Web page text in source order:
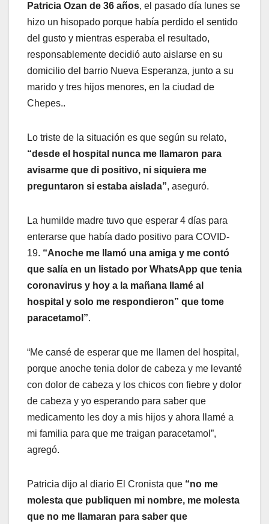
Patricia Ozan de 36 años, el pasado día lunes se
hizo un hisopado porque había perdido el sentido
del gusto y mientras esperaba el resultado,
responsablemente decidió auto aislarse en su
domicilio del barrio Nueva Esperanza, junto a su
marido y tres hijos menores, en la ciudad de
Chepes..
Lo triste de la situación es que según su relato,
“desde el hospital nunca me llamaron para
avisarme que di positivo, ni siquiera me
preguntaron si estaba aislada”, aseguró.
La humilde madre tuvo que esperar 4 días para
enterarse que había dado positivo para COVID-
19. “Anoche me llamó una amiga y me contó
que salía en un listado por WhatsApp que tenia
coronavirus y hoy a la mañana llamé al
hospital y solo me respondieron” que tome
paracetamol”.
“Me cansé de esperar que me llamen del hospital,
porque anoche tenia dolor de cabeza y me levanté
con dolor de cabeza y los chicos con fiebre y dolor
de cabeza y yo esperando para saber que
medicamento les doy a mis hijos y ahora llamé a
mi familia para que me traigan paracetamol”,
agregó.
Patricia dijo al diario El Cronista que “no me
molesta que publiquen mi nombre, me molesta
que no me llamaran para saber que